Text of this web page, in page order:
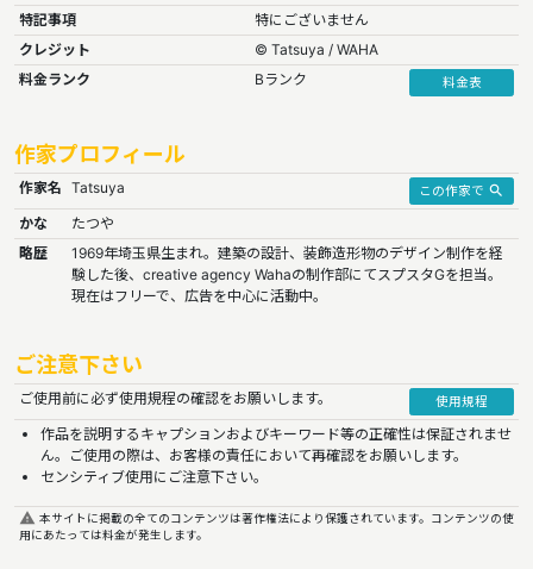
特記事項
特にございません
クレジット
© Tatsuya / WAHA
料金ランク
Bランク 料金表
作家プロフィール
作家名 Tatsuya この作家で search
かな
たつや
略歴
1969年埼玉県生まれ。建築の設計、装飾造形物のデザイン制作を経
験した後、creative agency Wahaの制作部にてスプスタGを担当。
現在はフリーで、広告を中心に活動中。
ご注意下さい
ご使用前に必ず使用規程の確認をお願いします。 使用規程
作品を説明するキャプションおよびキーワード等の正確性は保証されませ
ん。ご使用の際は、お客様の責任において再確認をお願いします。
センシティブ使用にご注意下さい。
report_problem 本サイトに掲載の全てのコンテンツは著作権法により保護されています。コンテンツの使
用にあたっては料金が発生します。